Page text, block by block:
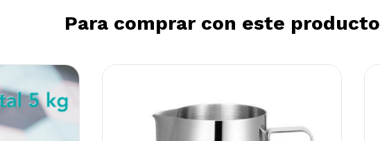
Para comprar con este producto